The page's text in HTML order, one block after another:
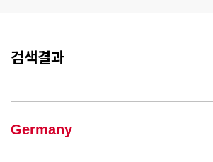
검색결과
Germany